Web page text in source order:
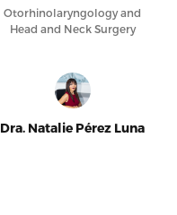
Otorhinolaryngology and
Head and Neck Surgery
Dra. Natalie Pérez Luna